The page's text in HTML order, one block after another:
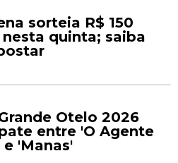
sorteia R$ 150
quinta; saiba
Otelo 2026
entre 'O Agente
'Manas'